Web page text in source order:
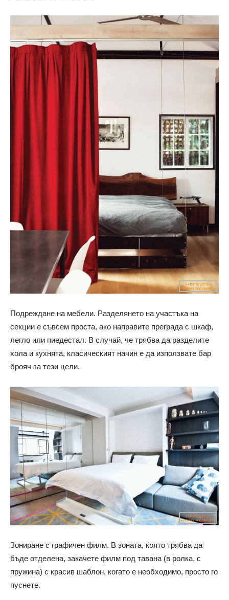
Подреждане на мебели. Разделянето на участъка на
секции е съвсем проста, ако направите преграда с шкаф,
легло или пиедестал. В случай, че трябва да разделите
хола и кухнята, класическият начин е да използвате бар
брояч за тези цели.
Зониране с графичен филм. В зоната, която трябва да
бъде отделена, закачете филм под тавана (в ролка, с
пружина) с красив шаблон, когато е необходимо, просто го
пуснете.